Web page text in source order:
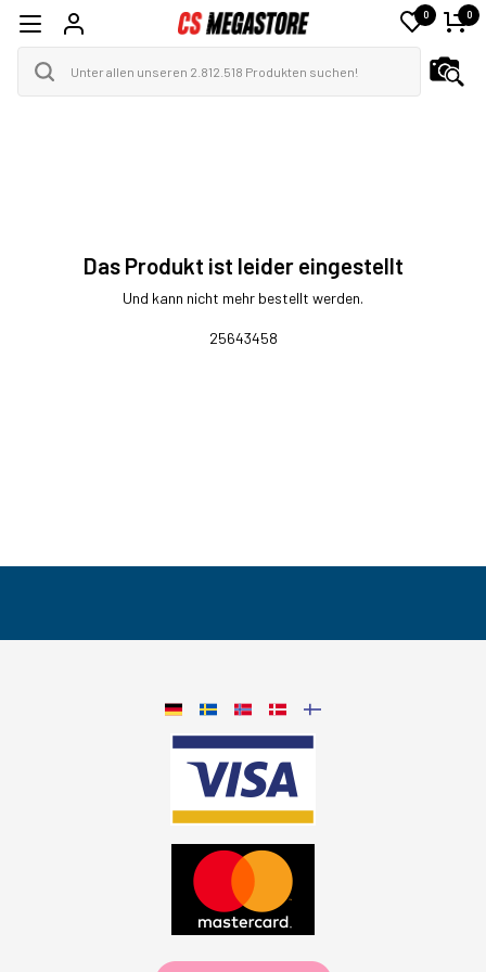
0 0
Das Produkt ist leider eingestellt
Und kann nicht mehr bestellt werden.
25643458